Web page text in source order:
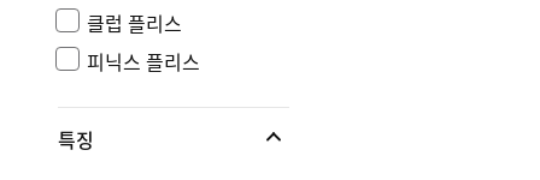
클럽 플리스
피닉스 플리스
특징